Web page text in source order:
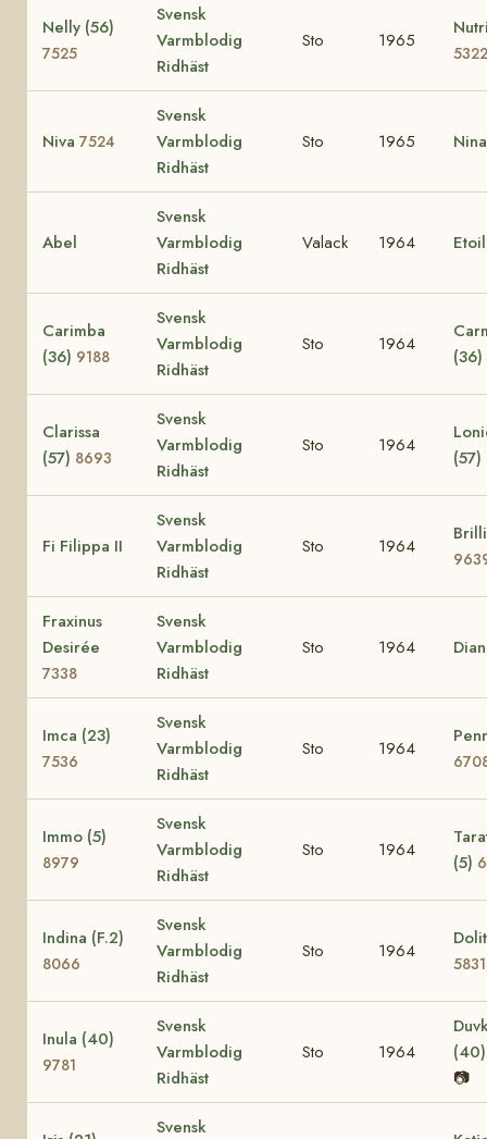
Nelly (56)
7525
Svensk
Varmblodig
Ridhäst
Sto 1965
5322
Niva 7524
Svensk
Varmblodig
Ridhäst
Sto 1965
Abel
Svensk
Varmblodig
Ridhäst
Valack 1964
Carimba
(36) 9188
Svensk
Varmblodig
Ridhäst
Sto 1964
(36)
Clarissa
(57) 8693
Svensk
Varmblodig
Ridhäst
Sto 1964
(57)
Fi Filippa II
Svensk
Varmblodig
Ridhäst
Sto 1964
Fraxinus
Desirée
7338
Svensk
Varmblodig
Ridhäst
Sto 1964
Imca (23)
7536
Svensk
Varmblodig
Ridhäst
Sto 1964
Immo (5)
8979
Svensk
Varmblodig
Ridhäst
Sto 1964
(5)
Indina (F.2)
8066
Svensk
Varmblodig
Ridhäst
Sto 1964
5831
Inula (40)
9781
Svensk
Varmblodig
Ridhäst
Sto 1964
📷
Svensk